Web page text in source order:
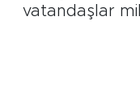
vatandaşlar